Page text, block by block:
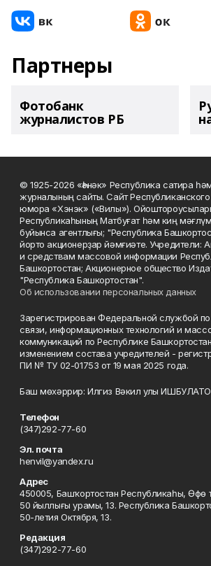
Партнеры
Фотобанк
журналистов РБ
© 1925-2026 «Һәнәк» Республика сатира
журналының сайты. Сайт
юмора «Хэнэк» («Вилы»).
Республикаһының Матбуғат һәм киң
буйынса агентлығы; "Республика
йорто акционерҙар йәмғиәте. Учредители:
и средствам массовой информации
Башкортостан; Акционерное общество
"Республика Башкортостан".
Об использовании персональных данных
Зарегистрирован Федеральной службой
связи, информационных технологий и
коммуникаций по Республике
изменением состава учредителей -
ПИ № ТУ 02-01753 от 19 мая 2025 года.
Баш мөхәррир: Илгиз Вәкил улы
Телефон
(347)292-77-60
Эл. почта
henvil@yandex.ru
Адрес
450005, Башҡортостан Республикаһы, Өфө
50 йыллығы урамы, 13. Республика
50-летия Октября, 13.
Редакция
(347)292-77-60